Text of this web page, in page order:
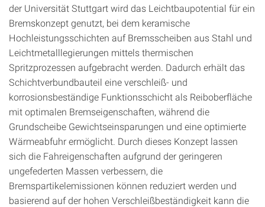
der Universität Stuttgart wird das Leichtbaupotential für ein
Bremskonzept genutzt, bei dem keramische
Hochleistungsschichten auf Bremsscheiben aus Stahl und
Leichtmetalllegierungen mittels thermischen
Spritzprozessen aufgebracht werden. Dadurch erhält das
Schichtverbundbauteil eine verschleiß- und
korrosionsbeständige Funktionsschicht als Reiboberfläche
mit optimalen Bremseigenschaften, während die
Grundscheibe Gewichtseinsparungen und eine optimierte
Wärmeabfuhr ermöglicht. Durch dieses Konzept lassen
sich die Fahreigenschaften aufgrund der geringeren
ungefederten Massen verbessern, die
Bremspartikelemissionen können reduziert werden und
basierend auf der hohen Verschleißbeständigkeit kann die